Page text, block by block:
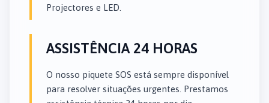
Projectores e LED.
ASSISTÊNCIA 24 HORAS
O nosso piquete SOS está sempre disponível
para resolver situações urgentes. Prestamos